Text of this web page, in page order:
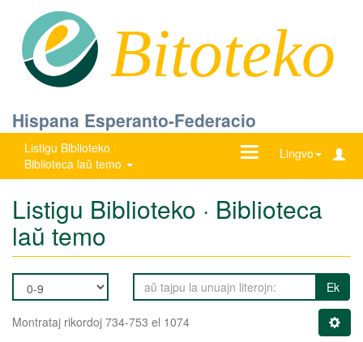
Bitoteko
Hispana Esperanto-Federacio
Listigu Biblioteko ·
Biblioteca laŭ temo
Lingvo
Ŝanĝu
Listigu Biblioteko · Biblioteca
laŭ temo
Ek
Montrataj rikordoj 734-753 el 1074